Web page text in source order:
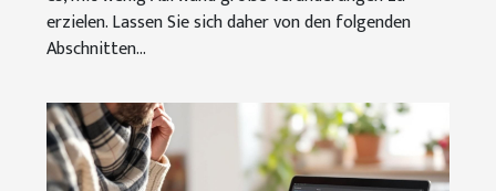
erzielen. Lassen Sie sich daher von den folgenden
Abschnitten...